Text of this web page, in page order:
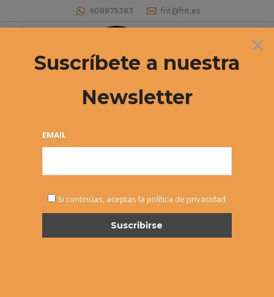
608875383 fnt@fnt.es
Buscar:
Archivos diarios: 17 noviembre, 2025
×
Suscríbete a nuestra
Newsletter
EMAIL
Si continúas, aceptas la política de privacidad